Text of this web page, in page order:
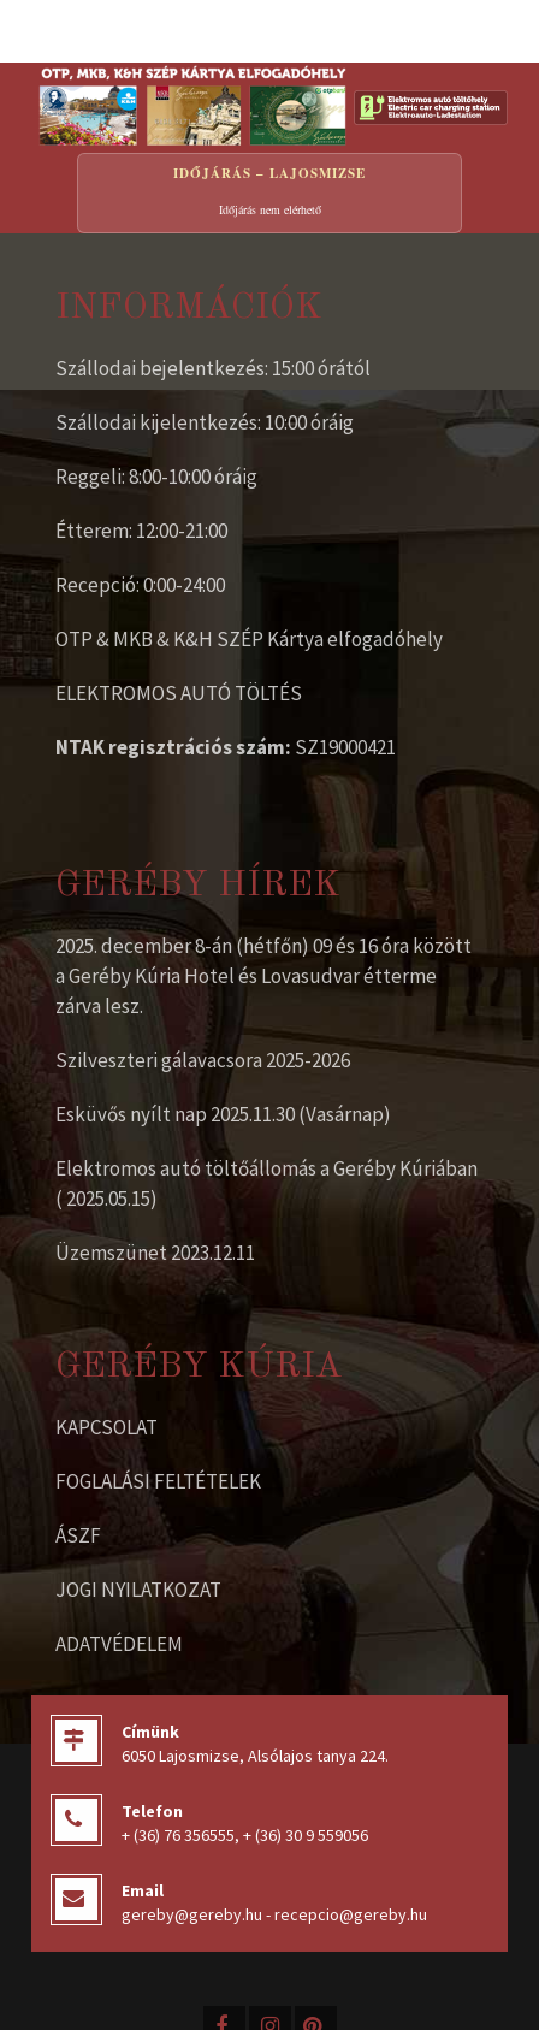
IDŐJÁRÁS – LAJOSMIZSE
Időjárás nem elérhető
INFORMÁCIÓK
Szállodai bejelentkezés: 15:00 órától
Szállodai kijelentkezés: 10:00 óráig
Reggeli: 8:00-10:00 óráig
Étterem: 12:00-21:00
Recepció: 0:00-24:00
OTP & MKB & K&H SZÉP Kártya elfogadóhely
ELEKTROMOS AUTÓ TÖLTÉS
NTAK regisztrációs szám: SZ19000421
GERÉBY HÍREK
2025. december 8-án (hétfőn) 09 és 16 óra között
a Geréby Kúria Hotel és Lovasudvar étterme
zárva lesz.
Szilveszteri gálavacsora 2025-2026
Esküvős nyílt nap 2025.11.30 (Vasárnap)
Elektromos autó töltőállomás a Geréby Kúriában
( 2025.05.15)
Üzemszünet 2023.12.11
GERÉBY KÚRIA
KAPCSOLAT
FOGLALÁSI FELTÉTELEK
ÁSZF
JOGI NYILATKOZAT
ADATVÉDELEM
Címünk
6050 Lajosmizse, Alsólajos tanya 224.
Telefon
+ (36) 76 356555, + (36) 30 9 559056
Email
gereby@gereby.hu - recepcio@gereby.hu